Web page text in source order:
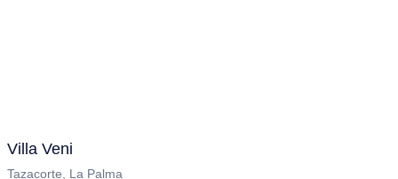
Villa Veni
Tazacorte, La Palma